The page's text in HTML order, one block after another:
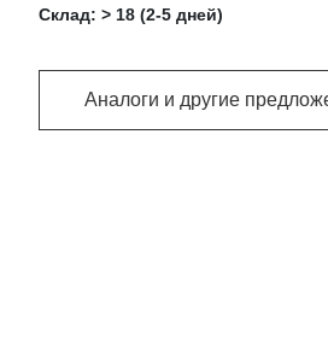
Склад: > 18 (2-5 дней)
Аналоги и другие